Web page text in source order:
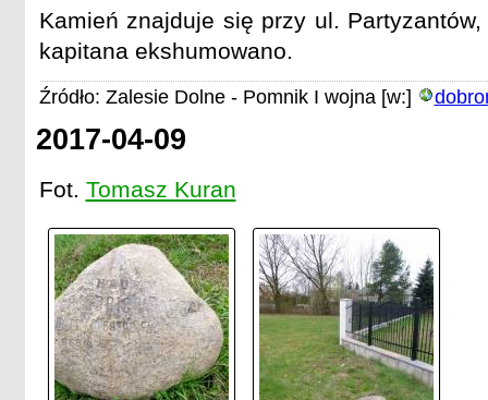
Kamień znajduje się przy ul.
kapitana ekshumowano.
Źródło: Zalesie Dolne - Pomnik I wojna [w:]
2017-04-09
Fot. Tomasz Kuran